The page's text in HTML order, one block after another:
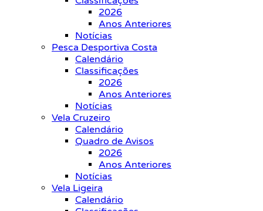
2026
Anos Anteriores
Notícias
Pesca Desportiva Costa
Calendário
Classificações
2026
Anos Anteriores
Notícias
Vela Cruzeiro
Calendário
Quadro de Avisos
2026
Anos Anteriores
Notícias
Vela Ligeira
Calendário